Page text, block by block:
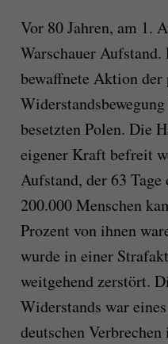
Vor 80 Jahren, am 1.
Warschauer
bewaffnete Aktion der
besetzten Polen. Die
eigener Kraft befreit
Aufstand, der 63
200.000 Menschen
Prozent von ihnen
wurde in einer
weitgehend zerstört.
Widerstands war
deutschen